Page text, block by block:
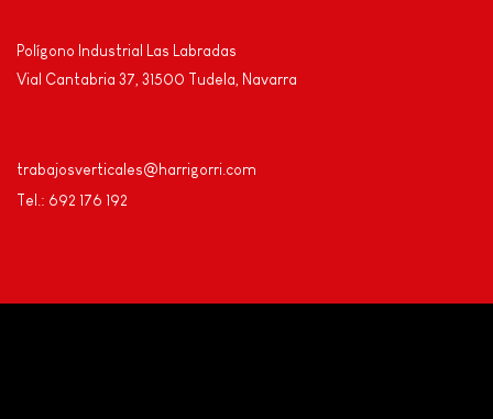
Polígono Industrial Las Labradas
Vial Cantabria 37, 31500 Tudela, Navarra
trabajosverticales@harrigorri.com
Tel.: 692 176 192